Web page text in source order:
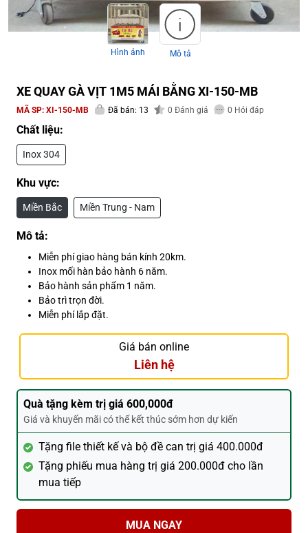
Hình ảnh Mô tả
XE QUAY GÀ VỊT 1M5 MÁI BẰNG XI-150-MB
MÃ SP: XI-150-MB Đã bán: 13 0 Đánh giá 0 Hỏi đáp
Chất liệu:
Inox 304
Khu vực:
Miền Bắc Miền Trung - Nam
Mô tả:
Miễn phí giao hàng bán kính 20km.
Inox mối hàn bảo hành 6 năm.
Bảo hành sản phẩm 1 năm.
Bảo trì trọn đời.
Miễn phí lắp đặt.
Giá bán online
Liên hệ
Quà tặng kèm trị giá 600,000đ
Giá và khuyến mãi có thể kết thúc sớm hơn dự kiến
Tặng file thiết kế và bộ đề can trị giá 400.000đ
Tặng phiếu mua hàng trị giá 200.000đ cho lần
mua tiếp
MUA NGAY